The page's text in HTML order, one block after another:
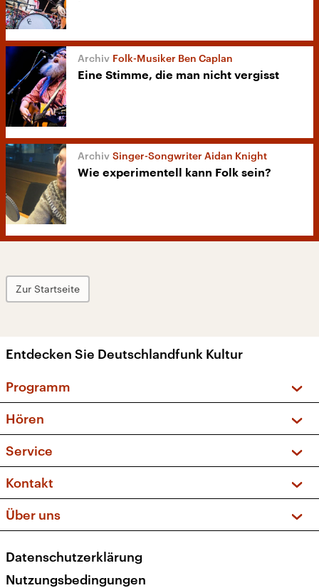
Folk-Musiker Ben Caplan
Eine Stimme, die man nicht vergisst
Singer-Songwriter Aidan Knight
Wie experimentell kann Folk sein?
Zur Startseite
Entdecken Sie Deutschlandfunk Kultur
Programm
Sendungen und Podcasts
Musikliste
Kakadu – Das Kinderprogramm
Hören
Frequenzen (UKW + DAB+)
Service
FAQ
Apps
Newsletter
Veranstaltungen
Kontakt
Social Media
Über uns
Presse
Datenschutzerklärung
Nutzungsbedingungen